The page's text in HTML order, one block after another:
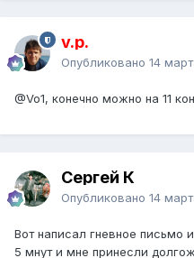
v.p.
Опубликовано 14
@Vo1, конечно можно на 11
Сергей К
Опубликовано 14
Вот написал гневное письмо
5 мнут и мне принесли